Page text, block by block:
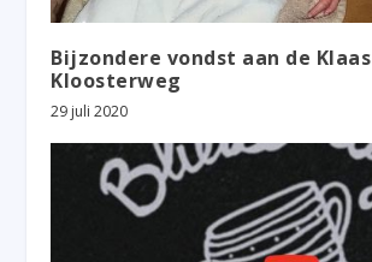
Bijzondere vondst aan de Klaas
Kloosterweg
29 juli 2020